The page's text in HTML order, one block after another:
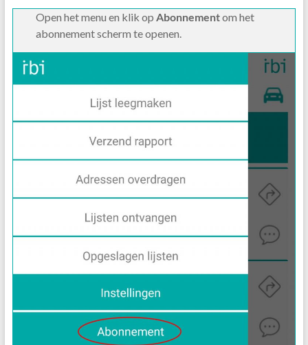
Open het menu en klik op Abonnementom het
abonnement scherm te openen.